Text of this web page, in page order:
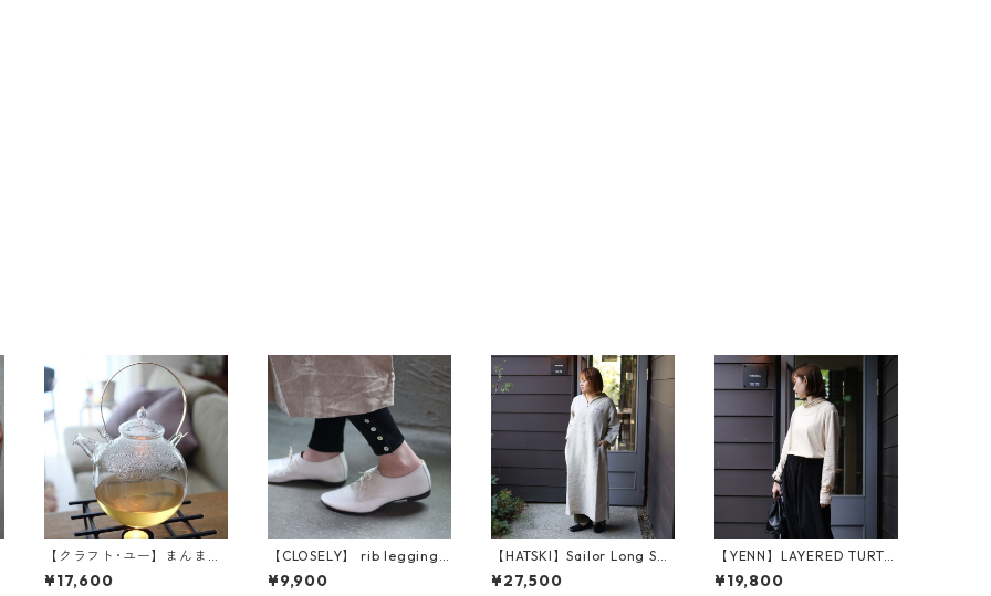
【クラフト･ユー】まんまる
ポット 1L
¥17,600
【CLOSELY】 rib leggings
(CLO160)
¥9,900
【HATSKI】Sailor Long Shi
rt （HTK-24004）
¥27,500
【YENN】LAYERED TURTL
E PO (Y244-88093)
¥19,800